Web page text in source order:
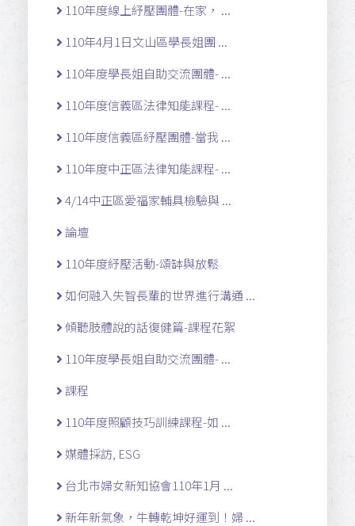
110年度線上紓壓團體-在家， ...
110年4月1日文山區學長姐團 ...
110年度學長姐自助交流團體- ...
110年度信義區法律知能課程- ...
110年度信義區紓壓團體-當我 ...
110年度中正區法律知能課程- ...
4/14中正區愛福家輔具檢驗與 ...
論壇
110年度紓壓活動-頌缽與放鬆
如何融入失智長輩的世界進行溝通 ...
傾聽肢體說的話復健篇-課程花絮
110年度學長姐自助交流團體- ...
課程
110年度照顧技巧訓練課程-如 ...
媒體採訪, ESG
台北市婦女新知協會110年1月 ...
新年新氣象，牛轉乾坤好運到！婦 ...